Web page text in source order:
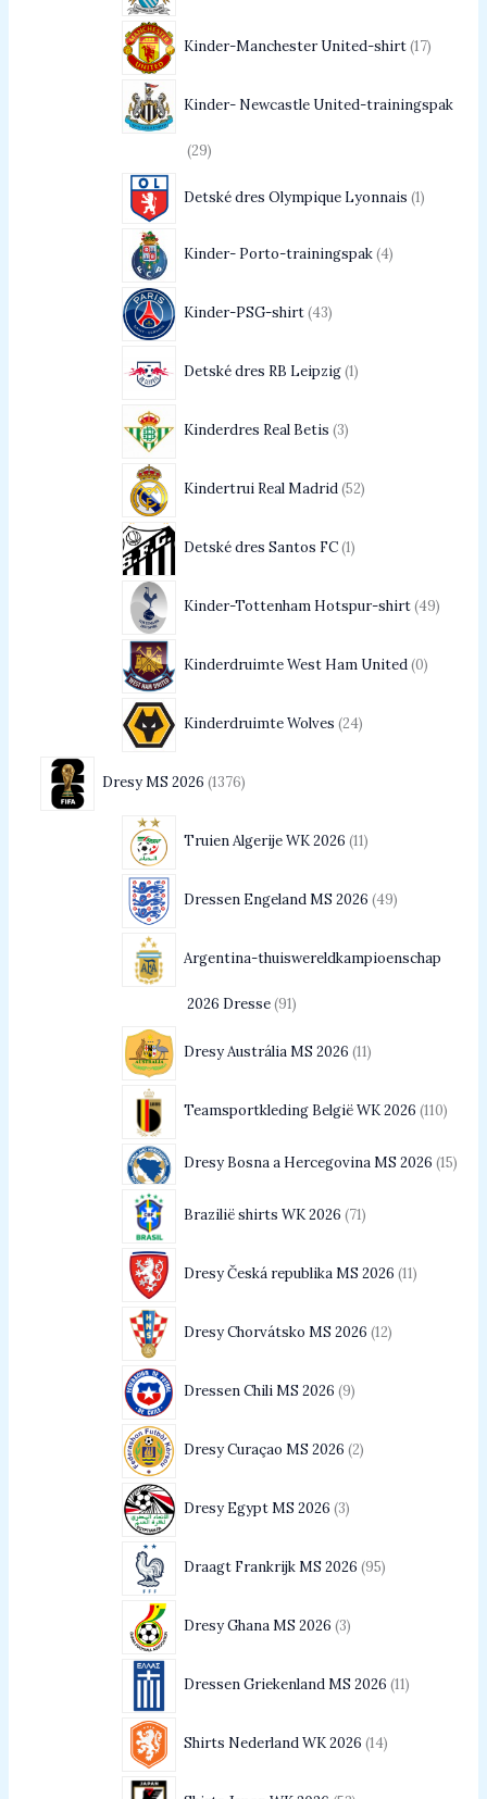
Kinder-Manchester United-shirt 17
Kinder- Newcastle United-trainingspak
29
Detské dres Olympique Lyonnais 1
Kinder- Porto-trainingspak 4
Kinder-PSG-shirt 43
Detské dres RB Leipzig 1
Kinderdres Real Betis 3
Kindertrui Real Madrid 52
Detské dres Santos FC 1
Kinder-Tottenham Hotspur-shirt 49
Kinderdruimte West Ham United 0
Kinderdruimte Wolves 24
Dresy MS 2026 1376
Truien Algerije WK 2026 11
Dressen Engeland MS 2026 49
Argentina-thuiswereldkampioenschap
2026 Dresse 91
Dresy Austrália MS 2026 11
Teamsportkleding België WK 2026 110
Dresy Bosna a Hercegovina MS 2026 15
Brazilië shirts WK 2026 71
Dresy Česká republika MS 2026 11
Dresy Chorvátsko MS 2026 12
Dressen Chili MS 2026 9
Dresy Curaçao MS 2026 2
Dresy Egypt MS 2026 3
Draagt Frankrijk MS 2026 95
Dresy Ghana MS 2026 3
Dressen Griekenland MS 2026 11
Shirts Nederland WK 2026 14